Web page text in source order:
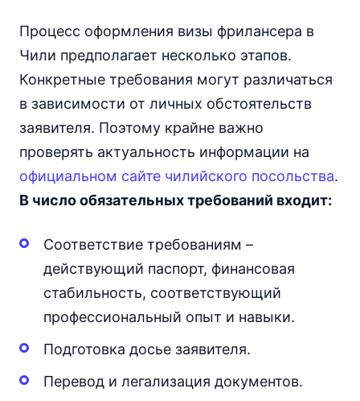
Процесс оформления визы фрилансера в
Чили предполагает несколько этапов.
Конкретные требования могут различаться
в зависимости от личных обстоятельств
заявителя. Поэтому крайне важно
проверять актуальность информации на
официальном сайте чилийского посольства.
В число обязательных требований входит:
Соответствие требованиям –
действующий паспорт, финансовая
стабильность, соответствующий
профессиональный опыт и навыки.
Подготовка досье заявителя.
Перевод и легализация документов.